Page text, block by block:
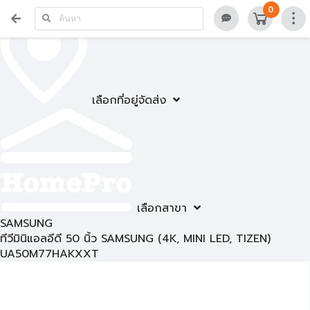
เลือกที่อยู่จัดส่ง
เลือกสาขา
0
SAMSUNG
ทีวีมินิแอลอีดี 50 นิ้ว SAMSUNG (4K, MINI LED, TIZEN)
UA50M77HAKXXT